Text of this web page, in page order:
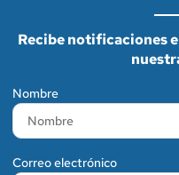
Recibe notificaciones
Nombre
Correo electrónico